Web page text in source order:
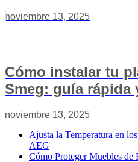
noviembre 13, 2025
Cómo instalar tu
Smeg: guía rápida
noviembre 13, 2025
Ajusta la Temperatura en
AEG
Cómo Proteger Muebles de